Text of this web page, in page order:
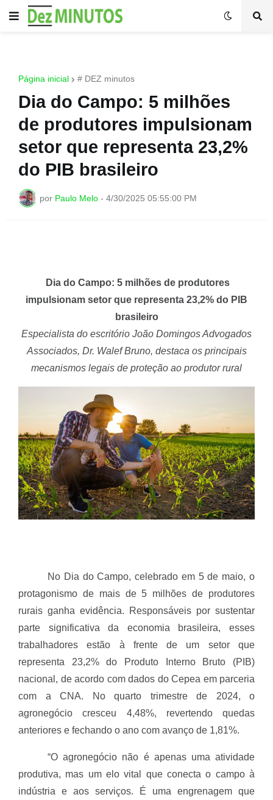
Página inicial # DEZ minutos
Dia do Campo: 5 milhões
de produtores impulsionam
setor que representa 23,2%
do PIB brasileiro
por Paulo Melo - 4/30/2025 05:55:00 PM
Dia do Campo: 5 milhões de produtores
impulsionam setor que representa 23,2% do PIB
brasileiro
Especialista do escritório João Domingos Advogados
Associados, Dr. Walef Bruno, destaca os principais
mecanismos legais de proteção ao produtor rural
No Dia do Campo, celebrado em 5 de maio, o
protagonismo de mais de 5 milhões de produtores
rurais ganha evidência. Responsáveis por sustentar
parte significativa da economia brasileira, esses
trabalhadores estão à frente de um setor que
representa 23,2% do Produto Interno Bruto (PIB)
nacional, de acordo com dados do Cepea em parceria
com a CNA. No quarto trimestre de 2024, o
agronegócio cresceu 4,48%, revertendo quedas
anteriores e fechando o ano com avanço de 1,81%.
“O agronegócio não é apenas uma atividade
produtiva, mas um elo vital que conecta o campo à
indústria e aos serviços. É uma engrenagem que